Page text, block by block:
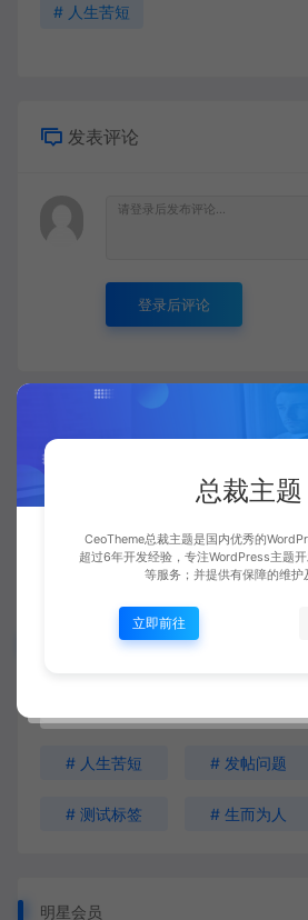
# 人生苦短
发表评论
登录后评论
# 人生苦短 # 发帖问题
# 测试标签 # 生而为人
明星会员
总裁主题
CeoTheme总裁主题是国内优秀的
超过6年开发经验，专注WordPress主题
等服务；并提供有保障的维护
立即前往